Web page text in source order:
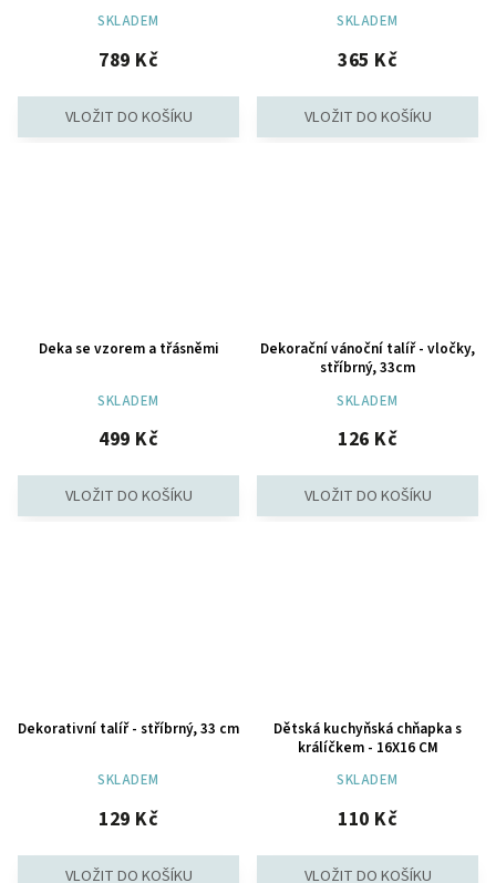
SKLADEM
789 Kč
SKLADEM
365 Kč
Deka se vzorem a třásněmi
SKLADEM
499 Kč
Dekorační vánoční talíř - vločky,
stříbrný, 33cm
SKLADEM
126 Kč
Dekorativní talíř - stříbrný, 33 cm
SKLADEM
129 Kč
Dětská kuchyňská chňapka s
králíčkem - 16X16 CM
SKLADEM
110 Kč